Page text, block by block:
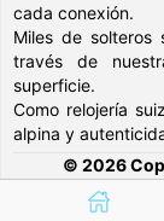
cada conexión.
Miles de solteros
través de
superficie.
Como relojería
alpina y
© 2026